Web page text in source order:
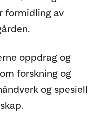
formidling av
oppdrag og
forskning og
og spesiell